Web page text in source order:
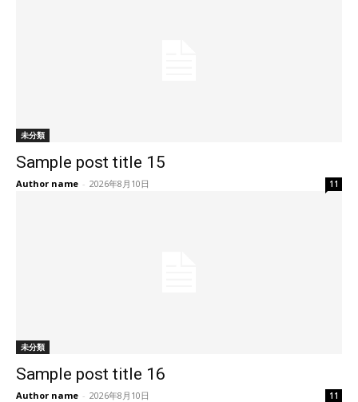
未分類
Sample post title 15
Author name - 2026年8月10日 11
未分類
Sample post title 16
Author name - 2026年8月10日 11